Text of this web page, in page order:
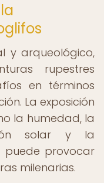
y arqueológico,
rupestres
en términos
La exposición
la humedad, la
solar y la
puede provocar
milenarias.